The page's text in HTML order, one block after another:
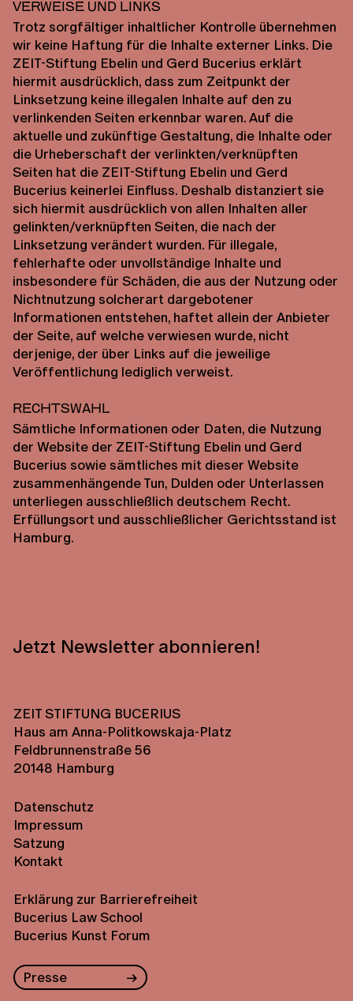
Verweise und Links
Trotz sorgfältiger inhaltlicher Kontrolle übernehmen
wir keine Haftung für die Inhalte externer Links. Die
ZEIT-Stiftung Ebelin und Gerd Bucerius erklärt
hiermit ausdrücklich, dass zum Zeitpunkt der
Linksetzung keine illegalen Inhalte auf den zu
verlinkenden Seiten erkennbar waren. Auf die
aktuelle und zukünftige Gestaltung, die Inhalte oder
die Urheberschaft der verlinkten/verknüpften
Seiten hat die ZEIT-Stiftung Ebelin und Gerd
Bucerius keinerlei Einfluss. Deshalb distanziert sie
sich hiermit ausdrücklich von allen Inhalten aller
gelinkten/verknüpften Seiten, die nach der
Linksetzung verändert wurden. Für illegale,
fehlerhafte oder unvollständige Inhalte und
insbesondere für Schäden, die aus der Nutzung oder
Nichtnutzung solcherart dargebotener
Informationen entstehen, haftet allein der Anbieter
der Seite, auf welche verwiesen wurde, nicht
derjenige, der über Links auf die jeweilige
Veröffentlichung lediglich verweist.
Rechtswahl
Sämtliche Informationen oder Daten, die Nutzung
der Website der ZEIT-Stiftung Ebelin und Gerd
Bucerius sowie sämtliches mit dieser Website
zusammenhängende Tun, Dulden oder Unterlassen
unterliegen ausschließlich deutschem Recht.
Erfüllungsort und ausschließlicher Gerichtsstand ist
Hamburg.
Jetzt Newsletter abonnieren!
ZEIT STIFTUNG BUCERIUS
Haus am Anna-Politkowskaja-Platz
Feldbrunnenstraße 56
20148 Hamburg
Datenschutz
Impressum
Satzung
Kontakt
Erklärung zur Barrierefreiheit
Bucerius Law School
Bucerius Kunst Forum
Presse